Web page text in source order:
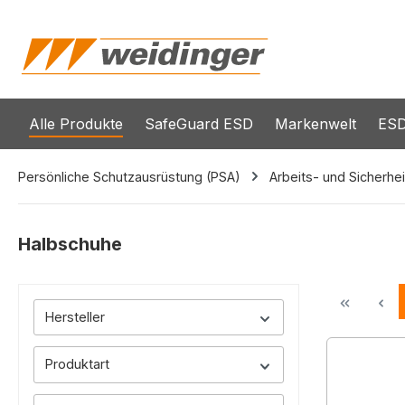
Alle Produkte SafeGuard ESD Markenwelt
Persönliche Schutzausrüstung (PSA) Arbeits- und
Halbschuhe
Hersteller
Produktart